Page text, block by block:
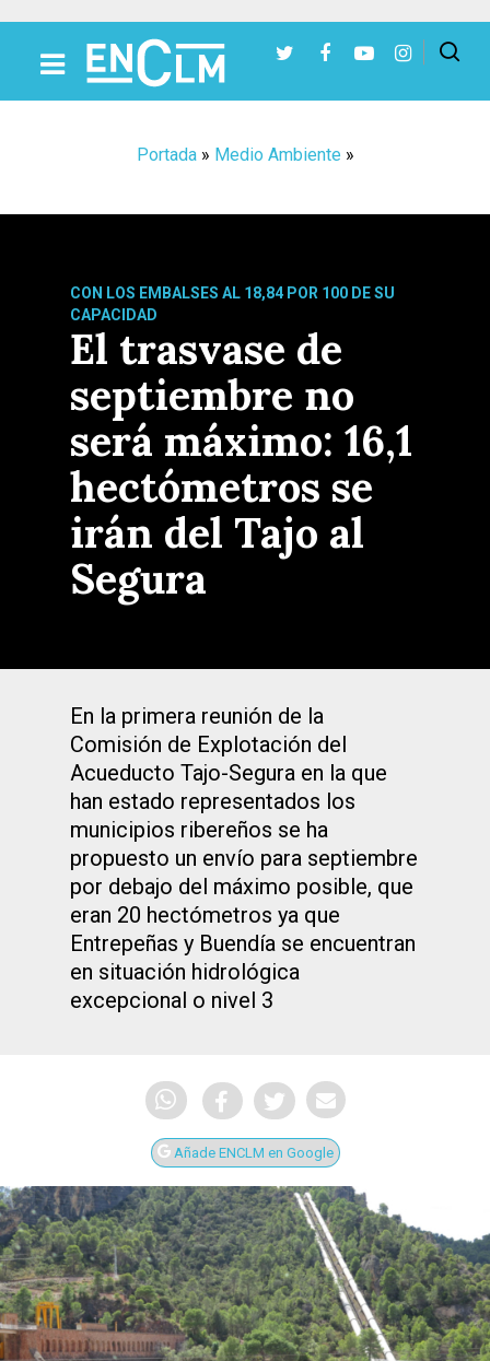
Portada» Medio Ambiente »
CON LOS EMBALSES AL 18,84 POR 100 DE SU
CAPACIDAD
El trasvase de
septiembre no
será máximo: 16,1
hectómetros se
irán del Tajo al
Segura
En la primera reunión de la
Comisión de Explotación del
Acueducto Tajo-Segura en la que
han estado representados los
municipios ribereños se ha
propuesto un envío para septiembre
por debajo del máximo posible, que
eran 20 hectómetros ya que
Entrepeñas y Buendía se encuentran
en situación hidrológica
excepcional o nivel 3
Añade ENCLM en Google